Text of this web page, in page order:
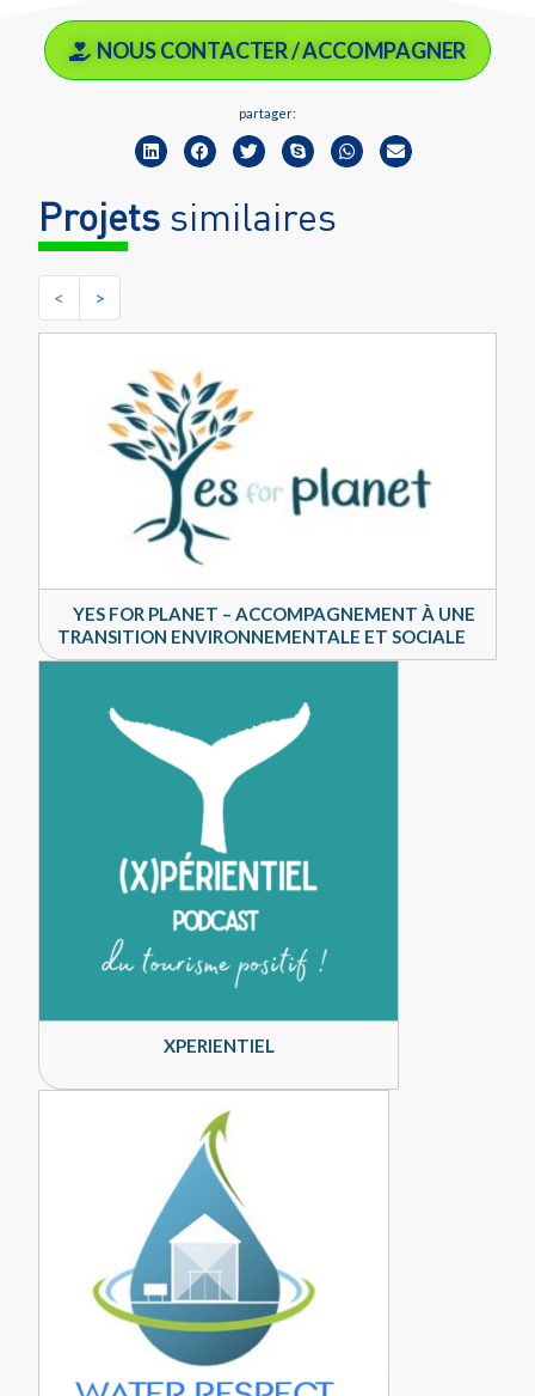
NOUS CONTACTER / ACCOMPAGNER
partager:
Projets similaires
< >
YES FOR PLANET – ACCOMPAGNEMENT À UNE
TRANSITION ENVIRONNEMENTALE ET SOCIALE
XPERIENTIEL